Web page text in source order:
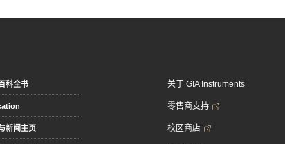
科全书
新闻主页
关于 GIA Instruments
零售商支持
校区商店